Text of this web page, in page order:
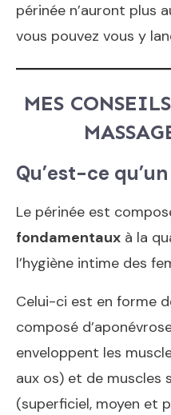
périnée n’auront plus
vous pouvez vous y
MES
Qu’est-ce
Le périnée est
fondamentaux à la
l’hygiène intime des
Celui-ci est en forme
composé
enveloppent les
aux os) et de muscles
(superficiel, moyen et